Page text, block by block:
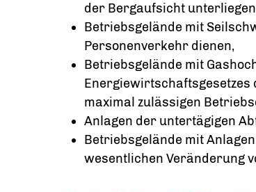
der Bergaufsicht
Betriebsgelände mit
Personenverkehr dienen,
Betriebsgelände mit
Energiewirtschaftsgesetzes
maximal zulässigen
Anlagen der untertägigen
Betriebsgelände mit
wesentlichen Veränderung